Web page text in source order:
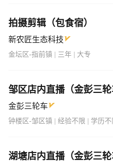
拍摄剪辑（包食宿）
新农匠生态科技
金坛区-指前镇 | 三年 | 大专
邹区店内直播（金彭三轮
金彭三轮车
钟楼区-邹区镇 | 经验不限 | 学历不
湖塘店内直播（金彭三轮